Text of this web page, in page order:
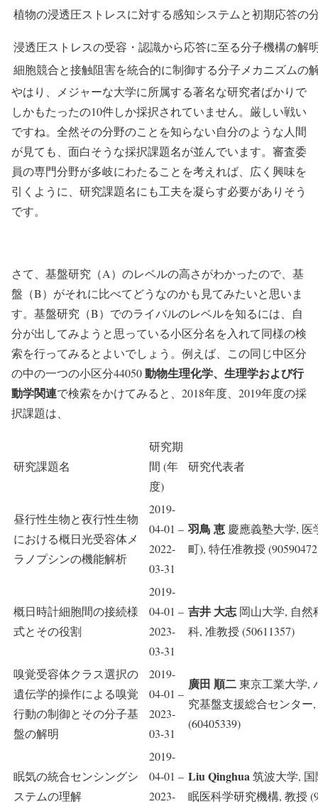
植物の浸透圧ストレスに対する感知システムと初期応答の
浸透圧ストレスの受容・認識から応答に至る分子機構の解
細胞競合と接触阻害を統合的に制御する分子メカニズムの
やはり、メジャーな大学に所属する著名な研究者ばかりで
しかもたったの10件しか採択されていません。厳しい戦い
ですね。全然その分野のことを知らない自分のような人間
が見ても、面白そうな採択課題名が並んでいます。審査委
員の専門分野が多岐にわたることを考えれば、広く興味を
引くように、研究課題名にも工夫を凝らす必要がありそう
です。
さて、基盤研究（A）のレベルの高さがわかったので、基
盤（B）がそれに比べてどうなのかも見てみたいと思いま
す。基盤研究（B）でのライバルのレベルを知るには、自
分が出してみようと思っている小区分名を入れて同様の検
索を行ってみるとよいでしょう。例えば、この同じ中区分
の中の一つの小区分44050動物生理化学、生理学および行
動学関連で検索をかけてみると、2018年度、2019年度の採
択課題は、
研究課題名
研究期
間 (年
度)
研究代表者
昼行性生物と夜行性生物
における概日光受容体メ
ラノプシンの機能解析
2019-
04-01 –
2022-
03-31
羽鳥 恵 慶應義塾大学, 医
町), 特任准教授
概日時計細胞間の接続様
式とその役割
2019-
04-01 –
2023-
03-31
吉井 大志岡山大学, 自然
科, 准教授 (50611357)
嗅覚受容体クラス選択の
遺伝学的操作による嗅覚
行動の制御とその分子基
盤の解明
2019-
04-01 –
2023-
03-31
廣田 順二東京工業大学,
究基盤支援総合センター
(60405339)
眠気の統合センシングシ
ステムの理解
2019-
04-01 –
2023-
Liu Qinghua筑波大学,
眠医科学研究機構, 教授